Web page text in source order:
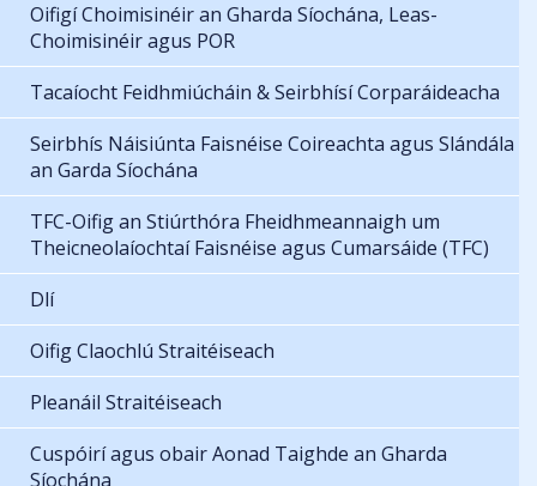
Oifigí Choimisinéir an Gharda Síochána, Leas-
Choimisinéir agus POR
Tacaíocht Feidhmiúcháin & Seirbhísí Corparáideacha
Seirbhís Náisiúnta Faisnéise Coireachta agus Slándála
an Garda Síochána
TFC-Oifig an Stiúrthóra Fheidhmeannaigh um
Theicneolaíochtaí Faisnéise agus Cumarsáide (TFC)
Dlí
Oifig Claochlú Straitéiseach
Pleanáil Straitéiseach
Cuspóirí agus obair Aonad Taighde an Gharda
Síochána